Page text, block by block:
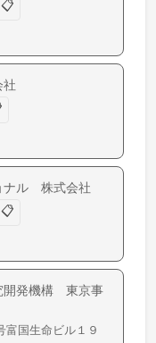
📋
ナル 株式会社
📋
開発機構 東京事
富国生命ビル１９